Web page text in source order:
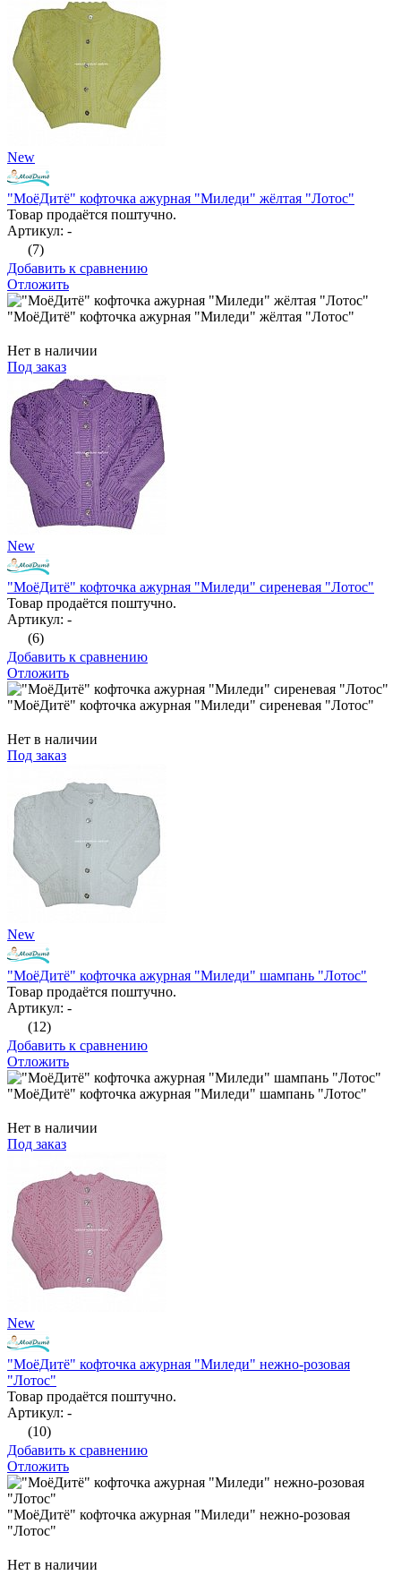
New
"МоёДитё" кофточка ажурная "Миледи" жёлтая "Лотос"
Товар продаётся поштучно.
Артикул: -
(7)
Добавить к сравнению
Отложить
"МоёДитё" кофточка ажурная "Миледи" жёлтая "Лотос"
Нет в наличии
Под заказ
New
"МоёДитё" кофточка ажурная "Миледи" сиреневая "Лотос"
Товар продаётся поштучно.
Артикул: -
(6)
Добавить к сравнению
Отложить
"МоёДитё" кофточка ажурная "Миледи" сиреневая "Лотос"
Нет в наличии
Под заказ
New
"МоёДитё" кофточка ажурная "Миледи" шампань "Лотос"
Товар продаётся поштучно.
Артикул: -
(12)
Добавить к сравнению
Отложить
"МоёДитё" кофточка ажурная "Миледи" шампань "Лотос"
Нет в наличии
Под заказ
New
"МоёДитё" кофточка ажурная "Миледи" нежно-розовая
"Лотос"
Товар продаётся поштучно.
Артикул: -
(10)
Добавить к сравнению
Отложить
"МоёДитё" кофточка ажурная "Миледи" нежно-розовая
"Лотос"
Нет в наличии